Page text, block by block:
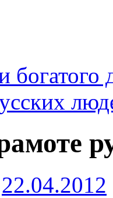
богатого
22.04.2012